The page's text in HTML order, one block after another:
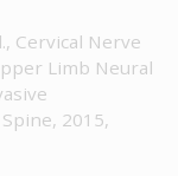
Cervical Nerve
Limb Neural
2015,